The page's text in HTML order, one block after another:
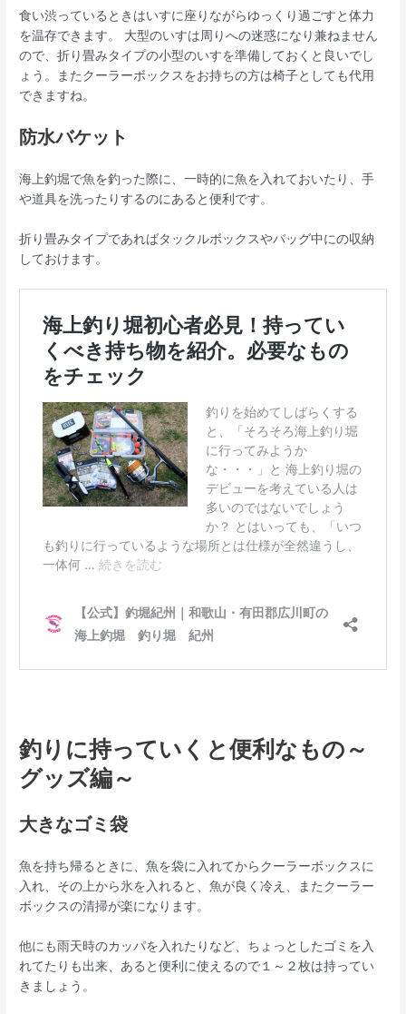
食い渋っているときはいすに座りながらゆっくり過ごすと体力
を温存できます。 大型のいすは周りへの迷惑になり兼ねません
ので、折り畳みタイプの小型のいすを準備しておくと良いでし
ょう。またクーラーボックスをお持ちの方は椅子としても代用
できますね。
防水バケット
海上釣堀で魚を釣った際に、一時的に魚を入れておいたり、手
や道具を洗ったりするのにあると便利です。
折り畳みタイプであればタックルボックスやバッグ中にの収納
しておけます。
釣りに持っていくと便利なもの～
グッズ編～
大きなゴミ袋
魚を持ち帰るときに、魚を袋に入れてからクーラーボックスに
入れ、その上から氷を入れると、魚が良く冷え、またクーラー
ボックスの清掃が楽になります。
他にも雨天時のカッパを入れたりなど、ちょっとしたゴミを入
れてたりも出来、あると便利に使えるので１～２枚は持ってい
きましょう。